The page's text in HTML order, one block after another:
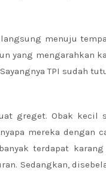
langsung menuju
yang mengarahkan
Sayangnya TPI sudah
greget. Obak
mereka dengan
terdapat
Sedangkan,